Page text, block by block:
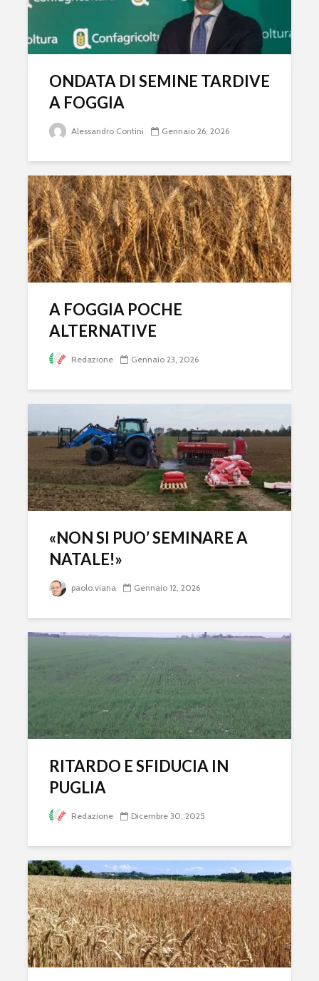
ONDATA DI SEMINE TARDIVE
A FOGGIA
Alessandro Contini Gennaio 26, 2026
A FOGGIA POCHE
ALTERNATIVE
Redazione Gennaio 23, 2026
«NON SI PUO’ SEMINARE A
NATALE!»
paolo.viana Gennaio 12, 2026
RITARDO E SFIDUCIA IN
PUGLIA
Redazione Dicembre 30, 2025